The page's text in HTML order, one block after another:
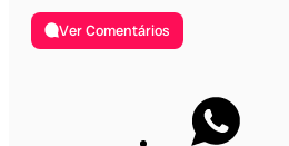
Ver Comentários